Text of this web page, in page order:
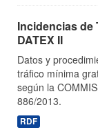
Incidencias de
DATEX II
Datos y
tráfico mínima
según la
886/2013.
RDF